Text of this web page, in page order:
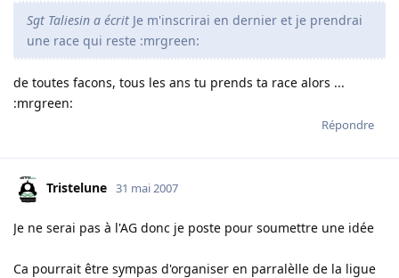
Sgt Taliesin a écrit Je m'inscrirai en dernier et je prendrai
une race qui reste :mrgreen:
de toutes facons, tous les ans tu prends ta race alors ...
:mrgreen:
Répondre
Tristelune 31 mai 2007
Je ne serai pas à l'AG donc je poste pour soumettre une idée
Ca pourrait être sympas d'organiser en parralèlle de la ligue